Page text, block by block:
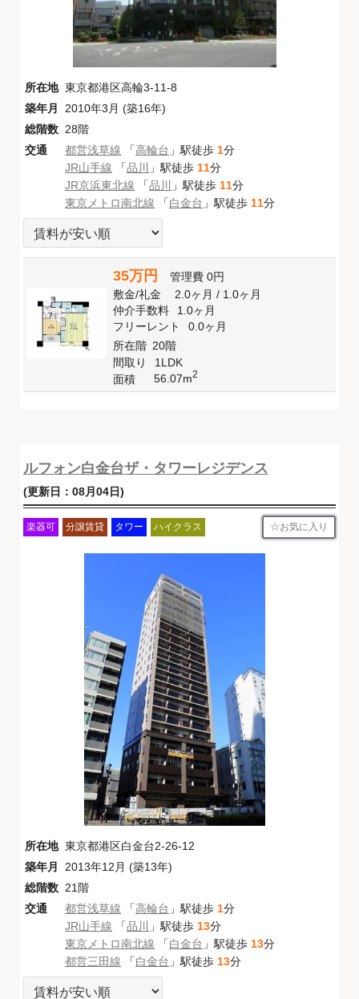
所在地 東京都港区高輪3-11-8
築年月
2010年3月 (築16年)
総階数 28階
交通
都営浅草線 「高輪台 」駅徒歩 1分
JR山手線 「品川 」駅徒歩 11分
JR京浜東北線 「品川 」駅徒歩 11分
東京メトロ南北線 「白金台 」駅徒歩 11分
35万円 管理費 0円
敷金/礼金 2.0ヶ月/ 1.0ヶ月
仲介手数料
1.0ヶ月
フリーレント
0.0ヶ月
所在階 20階
間取り
1LDK
面積
56.07m2
ルフォン白金台ザ・タワーレジデンス
(更新日：08月04日)
楽器可 分譲賃貸 タワー ハイクラス お気に入り
所在地 東京都港区白金台2-26-12
築年月
2013年12月 (築13年)
総階数 21階
交通
都営浅草線 「高輪台 」駅徒歩 1分
JR山手線 「品川 」駅徒歩 13分
東京メトロ南北線 「白金台 」駅徒歩 13分
都営三田線 「白金台 」駅徒歩 13分